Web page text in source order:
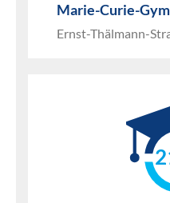
Marie-Curie-
Ernst-Thälmann-